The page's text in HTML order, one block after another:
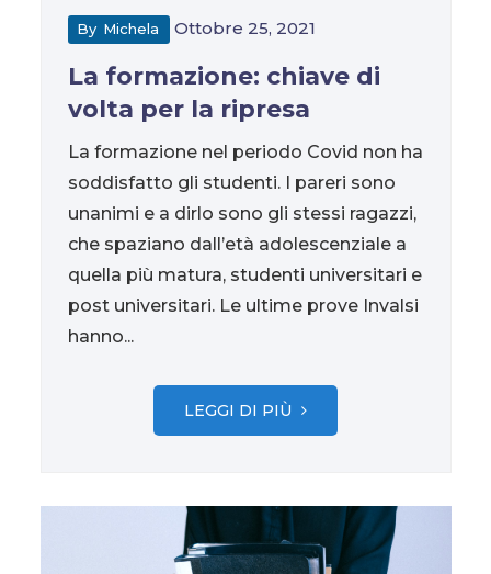
By Michela Ottobre 25, 2021
La formazione: chiave di
volta per la ripresa
La formazione nel periodo Covid non ha
soddisfatto gli studenti. I pareri sono
unanimi e a dirlo sono gli stessi ragazzi,
che spaziano dall’età adolescenziale a
quella più matura, studenti universitari e
post universitari. Le ultime prove Invalsi
hanno...
LEGGI DI PIÙ